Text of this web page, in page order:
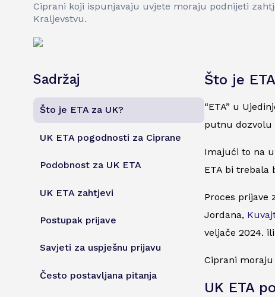
Ciprani koji ispunjavaju uvjete moraju podnijeti
Kraljevstvu.
Sadržaj
Što je ETA za UK?
UK ETA pogodnosti za Ciprane
Podobnost za UK ETA
UK ETA zahtjevi
Postupak prijave
Savjeti za uspješnu prijavu
Često postavljana pitanja
Što je
“ETA” u
putnu dozvolu
Imajući to na
ETA bi trebala
Proces prijave
Jordana,
veljače 2024.
Ciprani moraju
UK ETA